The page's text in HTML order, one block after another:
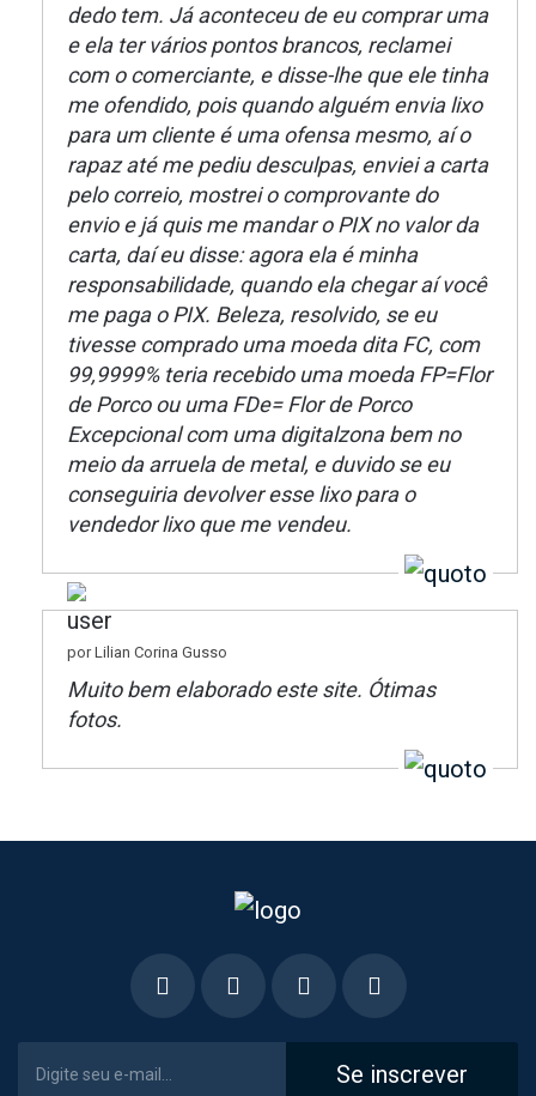
dedo tem. Já aconteceu de eu comprar uma
e ela ter vários pontos brancos, reclamei
com o comerciante, e disse-lhe que ele tinha
me ofendido, pois quando alguém envia lixo
para um cliente é uma ofensa mesmo, aí o
rapaz até me pediu desculpas, enviei a carta
pelo correio, mostrei o comprovante do
envio e já quis me mandar o PIX no valor da
carta, daí eu disse: agora ela é minha
responsabilidade, quando ela chegar aí você
me paga o PIX. Beleza, resolvido, se eu
tivesse comprado uma moeda dita FC, com
99,9999% teria recebido uma moeda FP=Flor
de Porco ou uma FDe= Flor de Porco
Excepcional com uma digitalzona bem no
meio da arruela de metal, e duvido se eu
conseguiria devolver esse lixo para o
vendedor lixo que me vendeu.
por Lilian Corina Gusso
Muito bem elaborado este site. Ótimas
fotos.
Se inscrever